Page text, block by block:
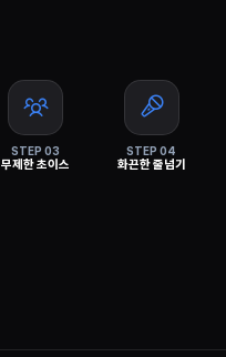
STEP 03
무제한 초이스
STEP 04
화끈한 줄넘기